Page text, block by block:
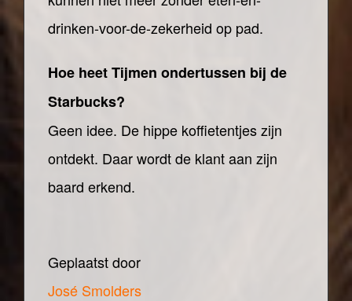
drinken-voor-de-zekerheid op pad.
Hoe heet Tijmen ondertussen bij de
Starbucks?
Geen idee. De hippe koffietentjes zijn
ontdekt. Daar wordt de klant aan zijn
baard erkend.
Geplaatst door
José Smolders